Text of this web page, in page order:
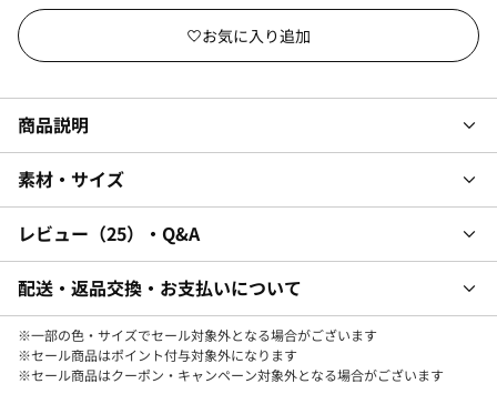
商品説明
素材・サイズ
レビュー 25 ・Q&A
配送・返品交換・お支払いについて
※一部の色・サイズでセール対象外となる場合がございます
※セール商品はポイント付与対象外になります
※セール商品はクーポン・キャンペーン対象外となる場合がございます